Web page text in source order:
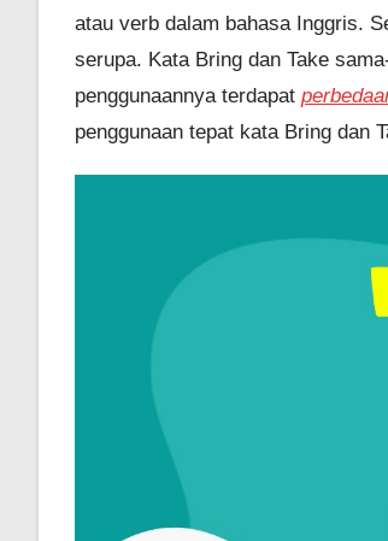
atau verb dalam bahasa Inggris.
serupa. Kata Bring dan Take
penggunaannya terdapat
penggunaan tepat kata Bring dan